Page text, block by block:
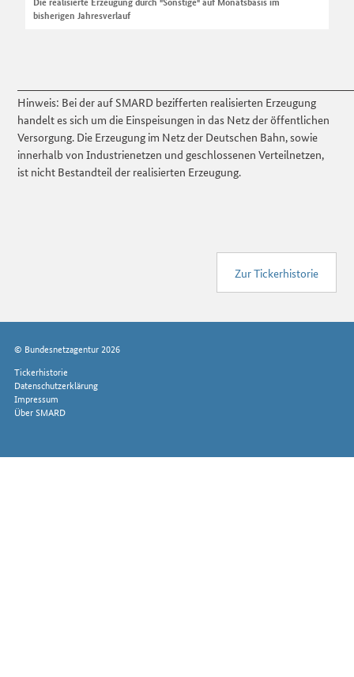
bisherigen Jahresverlauf
Hinweis: Bei der auf SMARD bezifferten realisierten Erzeugung
handelt es sich um die Einspeisungen in das Netz der öffentlichen
Versorgung. Die Erzeugung im Netz der Deutschen Bahn, sowie
innerhalb von Industrienetzen und geschlossenen Verteilnetzen,
ist nicht Bestandteil der realisierten Erzeugung.
Zur Tickerhistorie
© Bundesnetzagentur 2026
Tickerhistorie
Datenschutzerklärung
Impressum
Über SMARD